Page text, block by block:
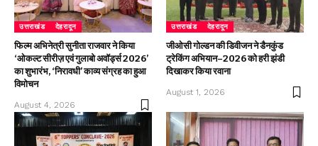
उत्तराखंड देहरादून
फिल्म अभिनेत्री सुनीता राजवार ने किया
‘ओकल्ट सीरीज़ एवं गुलाबो अवॉर्ड्स 2026’
का शुभारंभ, ‘निरावधी’ काव्य संग्रह का हुआ
विमोचन
August 4, 2026
उत्तराखंड देहरादून
जीओसी गोल्डन की डिवीजन ने डैनकुंड
ट्रेकिंग अभियान–2026 को हरी झंडी
दिखाकर किया रवाना
August 1, 2026